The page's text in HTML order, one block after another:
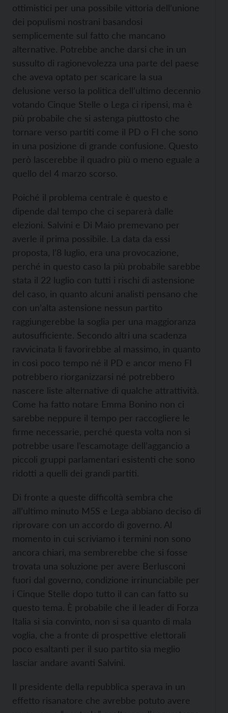
ottimistici per una possibile vittoria dell’unione
dei populismi nostrani basandosi
semplicemente sul fatto che mancano
alternative. Potrebbe anche darsi che in un
sussulto di ragionevolezza una parte del paese
che aveva optato per scaricare la sua
delusione verso la politica dell’ultimo decennio
votando Cinque Stelle o Lega ci ripensi, ma è
più probabile che si astenga piuttosto che
tornare verso partiti come il PD o FI che sono
in una posizione di grande confusione. Questo
però lascerebbe il quadro più o meno eguale a
quello del 4 marzo scorso.
Poiché il problema centrale è questo e
dipende dal tempo che ci separerà dalle
elezioni. Salvini e Di Maio premevano per
averle il prima possibile. La data da essi
proposta, l’8 luglio, era una provocazione,
perché in questo caso la più probabile sarebbe
stata il 22 luglio con tutti i rischi di astensione
del caso, in quanto alcuni analisti pensano che
con un’alta astensione nessun partito
raggiungerebbe la soglia per una maggioranza
autosufficiente. Secondo altri una scadenza
ravvicinata li favorirebbe al massimo, in quanto
in così poco tempo né il PD e ancor meno FI
potrebbero riorganizzarsi né potrebbero
nascere liste alternative di qualche attrattività.
Come ha fatto notare Emma Bonino non ci
sarebbe neppure il tempo per raccogliere le
firme necessarie, perché questa volta non si
potrebbe usare l’escamotage dell’aggancio a
piccoli gruppi parlamentari esistenti che sono
ridotti a quelli dei grandi partiti.
Di fronte a queste difficoltà sembra che
all’ultimo minuto M5S e Lega abbiano deciso di
riprovare con un accordo di governo. Al
momento in cui scriviamo i termini non sono
ancora chiari, ma sembrerebbe che si fosse
trovata una soluzione per avere Berlusconi
fuori dal governo, condizione irrinunciabile per
i Cinque Stelle dopo tutto il can can fatto su
questo tema. È probabile che il leader di Forza
Italia si sia convinto, non si sa quanto di mala
voglia, che a fronte di prospettive elettorali
poco esaltanti per il suo partito sia meglio
lasciar andare avanti Salvini.
Il presidente della repubblica sperava in un
effetto risanatore che avrebbe potuto avere